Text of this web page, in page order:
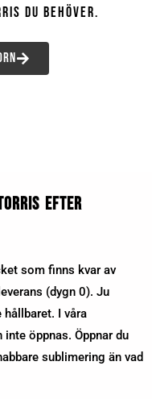
du behöver.
torris efter
som finns kvar av
(dygn 0). Ju
I våra
öppnas. Öppnar du
sublimering än vad